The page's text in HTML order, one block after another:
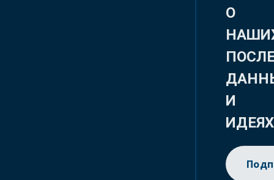
О
И
ИДЕЯХ